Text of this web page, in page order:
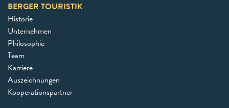
BERGER TOURISTIK
Historie
Unternehmen
Philosophie
Team
Karriere
Auszeichnungen
Kooperationspartner